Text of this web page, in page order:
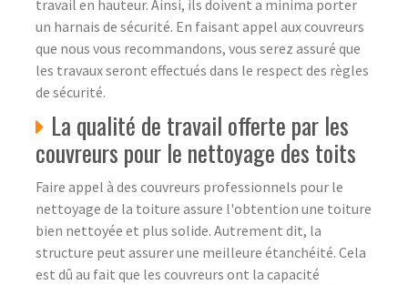
travail en hauteur. Ainsi, ils doivent a minima porter
un harnais de sécurité. En faisant appel aux couvreurs
que nous vous recommandons, vous serez assuré que
les travaux seront effectués dans le respect des règles
de sécurité.
La qualité de travail offerte par les
couvreurs pour le nettoyage des toits
Faire appel à des couvreurs professionnels pour le
nettoyage de la toiture assure l'obtention une toiture
bien nettoyée et plus solide. Autrement dit, la
structure peut assurer une meilleure étanchéité. Cela
est dû au fait que les couvreurs ont la capacité